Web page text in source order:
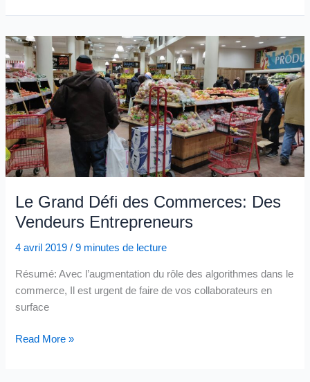
chercher
des
solutions,
Recherchez
les
questions
à
se
poser,
Notamment
Retail
Le Grand Défi des Commerces: Des
Vendeurs Entrepreneurs
4 avril 2019/9 minutes de lecture
Résumé: Avec l’augmentation du rôle des algorithmes dans le
commerce, Il est urgent de faire de vos collaborateurs en
surface
Le
Read More »